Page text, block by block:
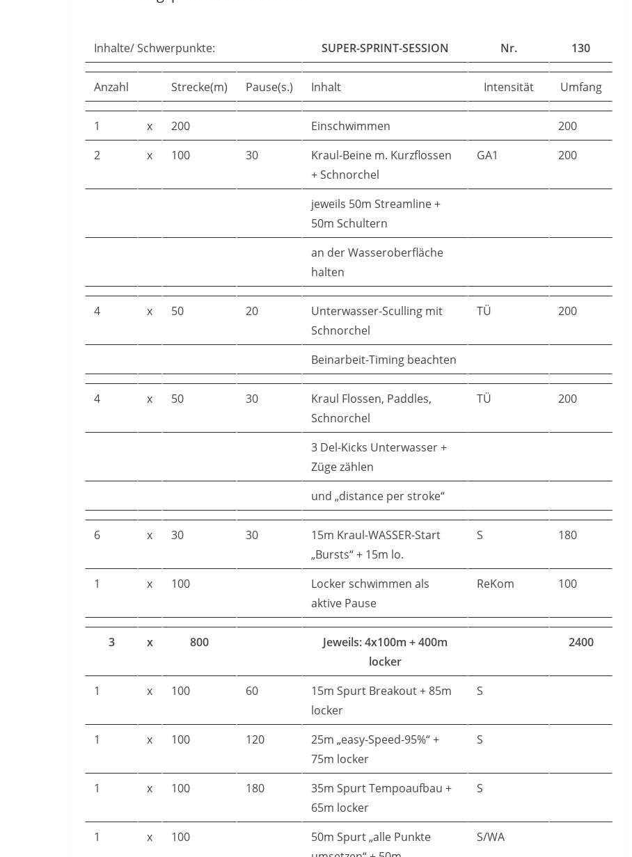
Inhalte/ Schwerpunkte: SUPER-SPRINT-SESSION Nr. 130
Anzahl Strecke(m) Pause(s.) Inhalt Intensität Umfang
1 x 200 Einschwimmen
200
2
x 100 30
Kraul-Beine m. Kurzflossen
+ Schnorchel
GA1 200
jeweils 50m Streamline +
50m Schultern
an der Wasseroberfläche
halten
4 x 50 20
Unterwasser-Sculling mit
Schnorchel
TÜ 200
Beinarbeit-Timing beachten
4 x 50 30
Kraul Flossen, Paddles,
Schnorchel
TÜ 200
3 Del-Kicks Unterwasser +
Züge zählen
und „distance per stroke“
6 x 30 30
15m Kraul-WASSER-Start
„Bursts“ + 15m lo.
S 180
1 x 100
Locker schwimmen als
aktive Pause
ReKom 100
3 x 800
Jeweils: 4x100m + 400m
locker
2400
1 x 100 60
15m Spurt Breakout + 85m
locker
S
1 x 100 120
25m „easy-Speed-95%“ +
75m locker
S
1 x 100 180
35m Spurt Tempoaufbau +
65m locker
S
1 x 100
50m Spurt „alle Punkte
S/WA